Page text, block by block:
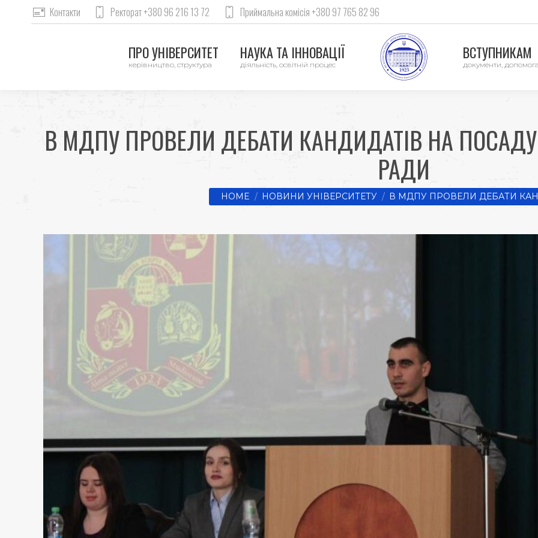
Контакти Ректорат +380 96 216 13 72 Приймальна комісія +380 97 765 82 96
ПРО УНІВЕРСИТЕТ
керівництво, структура
НАУКА ТА ІННОВАЦІЇ
діяльність, освітній процес
ВСТУПНИКАМ
документи,
В МДПУ ПРОВЕЛИ ДЕБАТИ КАНДИДАТІВ НА
РАДИ
You are here:
HOME НОВИНИ УНІВЕРСИТЕТУ В МДПУ ПРОВЕЛИ ДЕБАТИ